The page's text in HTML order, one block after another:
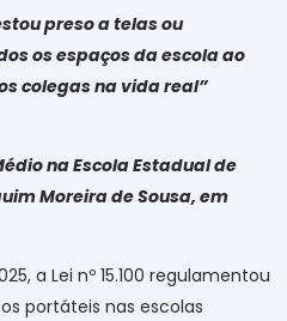
preso a telas ou
os espaços da escola ao
colegas na vida real”
na Escola Estadual de
Moreira de Sousa, em
a Lei nº 15.100 regulamentou
portáteis nas escolas